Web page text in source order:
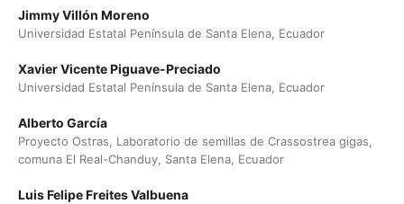
Jimmy Villón Moreno
Universidad Estatal Península de Santa Elena, Ecuador
Xavier Vicente Piguave-Preciado
Universidad Estatal Península de Santa Elena, Ecuador
Alberto García
Proyecto Ostras, Laboratorio de semillas de Crassostrea gigas,
comuna El Real-Chanduy, Santa Elena, Ecuador
Luis Felipe Freites Valbuena